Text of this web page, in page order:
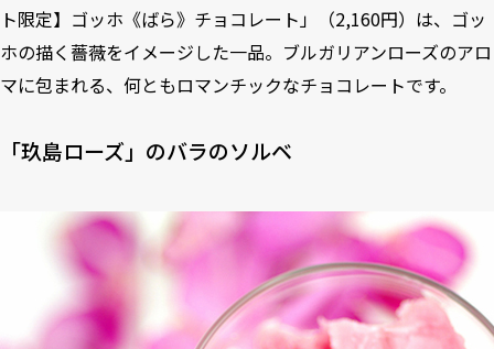
ト限定】ゴッホ《ばら》チョコレート」（2,160円）は、ゴッ
ホの描く薔薇をイメージした一品。ブルガリアンローズのアロ
マに包まれる、何ともロマンチックなチョコレートです。
「玖島ローズ」のバラのソルベ